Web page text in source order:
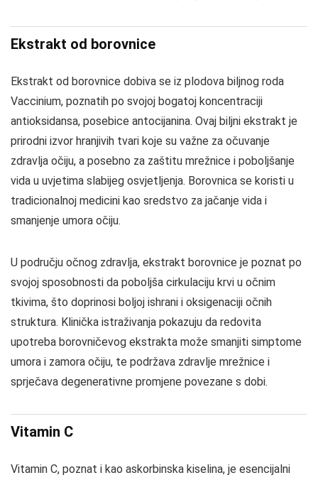
Ekstrakt od borovnice
Ekstrakt od borovnice dobiva se iz plodova biljnog roda
Vaccinium, poznatih po svojoj bogatoj koncentraciji
antioksidansa, posebice antocijanina. Ovaj biljni ekstrakt je
prirodni izvor hranjivih tvari koje su važne za očuvanje
zdravlja očiju, a posebno za zaštitu mrežnice i poboljšanje
vida u uvjetima slabijeg osvjetljenja. Borovnica se koristi u
tradicionalnoj medicini kao sredstvo za jačanje vida i
smanjenje umora očiju.
U području očnog zdravlja, ekstrakt borovnice je poznat po
svojoj sposobnosti da poboljša cirkulaciju krvi u očnim
tkivima, što doprinosi boljoj ishrani i oksigenaciji očnih
struktura. Klinička istraživanja pokazuju da redovita
upotreba borovničevog ekstrakta može smanjiti simptome
umora i zamora očiju, te podržava zdravlje mrežnice i
sprječava degenerativne promjene povezane s dobi.
Vitamin C
Vitamin C, poznat i kao askorbinska kiselina, je esencijalni